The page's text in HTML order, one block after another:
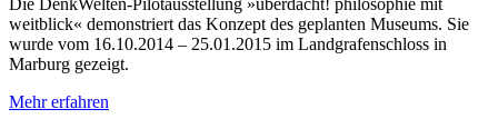
weitblick« demonstriert das Konzept des geplanten Museums. Sie
wurde vom 16.10.2014 – 25.01.2015 im Land­gra­fen­schloss in
Marburg gezeigt.
Mehr erfahren